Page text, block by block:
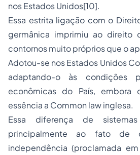
nos Estados Unidos[10].
Essa estrita ligação com o
germânica imprimiu ao direito
contornos muito próprios que o
Adotou-se nos Estados Unidos
adaptando-o às condições
econômicas do País, embora
essência a Common lawinglesa.
Essa diferença de
principalmente ao fato de
independência (proclamada